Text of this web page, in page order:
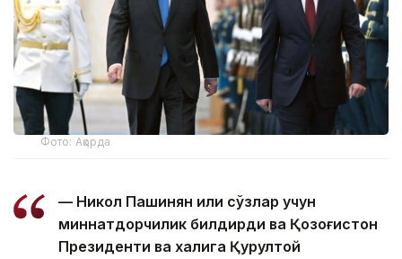
Фото: Ақорда
— Никол Пашинян илиқ сўзлар учун
миннатдорчилик билдирди ва Қозоғистон
Президенти ва халқига Қурултой